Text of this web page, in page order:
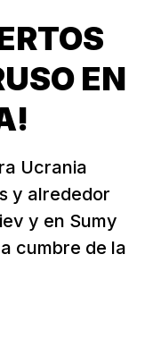
EN
Ucrania
y alrededor
y en Sumy
cumbre de la